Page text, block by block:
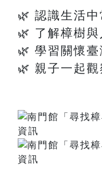
🌿 認識生活
🌿 了解樟樹
🌿 學習關懷
🌿 親子一起